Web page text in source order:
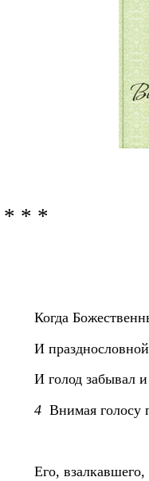
* * *
Когда
И
И голод забывал
4Внимая голосу
Его,